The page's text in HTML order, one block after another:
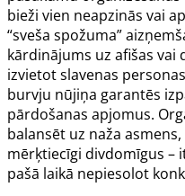
bieži vien neapzinās vai
“sveša spožuma”
kārdinājums uz afišas vai
izvietot slavenas
burvju nūjiņa garantēs
pārdošanas apjomus.
balansēt uz naža
mērķtiecīgi divdomīgus –
pašā laikā nepiesolot